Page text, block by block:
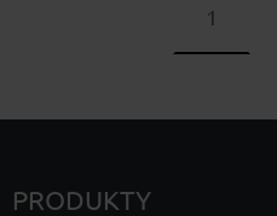
PRODUKTY